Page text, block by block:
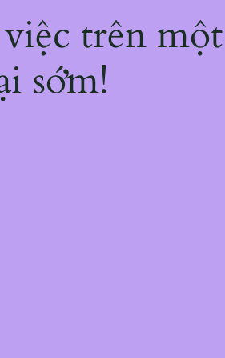
trên
sớm!